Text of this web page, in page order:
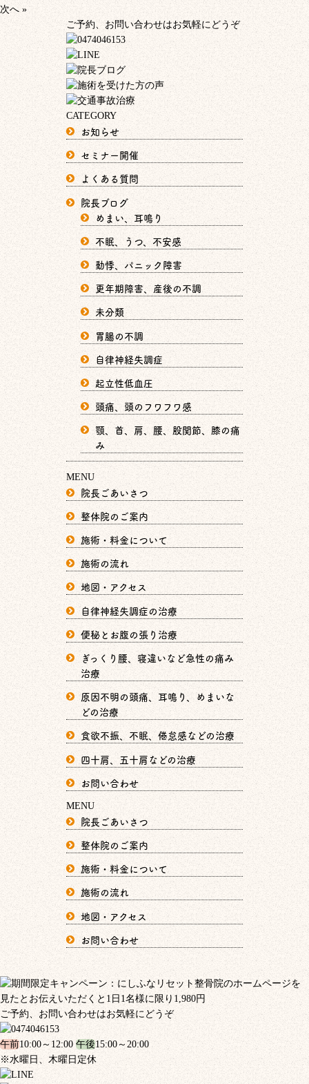
次へ »
ご予約、お問い合わせはお気軽にどうぞ
CATEGORY
お知らせ
セミナー開催
よくある質問
院長ブログ
めまい、耳鳴り
不眠、うつ、不安感
動悸、パニック障害
更年期障害、産後の不調
未分類
胃腸の不調
自律神経失調症
起立性低血圧
頭痛、頭のフワフワ感
顎、首、肩、腰、股関節、膝の痛
み
MENU
院長ごあいさつ
整体院のご案内
施術・料金について
施術の流れ
地図・アクセス
自律神経失調症の治療
便秘とお腹の張り治療
ぎっくり腰、寝違いなど急性の痛み
治療
原因不明の頭痛、耳鳴り、めまいな
どの治療
食欲不振、不眠、倦怠感などの治療
四十肩、五十肩などの治療
お問い合わせ
MENU
院長ごあいさつ
整体院のご案内
施術・料金について
施術の流れ
地図・アクセス
お問い合わせ
ご予約、お問い合わせはお気軽にどうぞ
午前10:00～12:00 午後15:00～20:00
※水曜日、木曜日定休